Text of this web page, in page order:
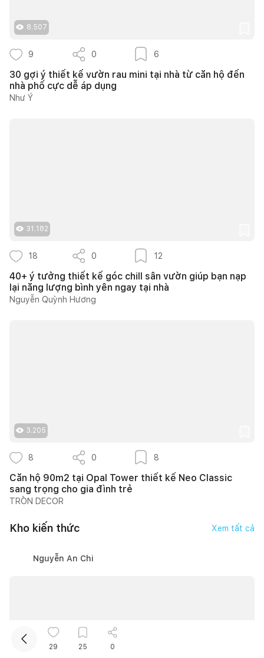
8.507
9 0 6
30 gợi ý thiết kế vườn rau mini tại nhà từ căn hộ đến
nhà phố cực dễ áp dụng
Như Ý
31.182
18 0 12
40+ ý tưởng thiết kế góc chill sân vườn giúp bạn nạp
lại năng lượng bình yên ngay tại nhà
Nguyễn Quỳnh Hương
3.205
8 0 8
Căn hộ 90m2 tại Opal Tower thiết kế Neo Classic
sang trọng cho gia đình trẻ
TRÒN DECOR
Kho kiến thức Xem tất cả
Nguyễn An Chi
29 25 0